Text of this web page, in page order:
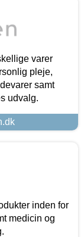
varer
pleje,
samt
udvalg.
inden for
medicin og